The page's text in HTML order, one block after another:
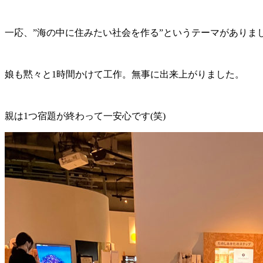
一応、”海の中に住みたい社会を作る”というテーマがありま
娘も黙々と1時間かけて工作。無事に出来上がりました。
親は1つ宿題が終わって一安心です(笑)